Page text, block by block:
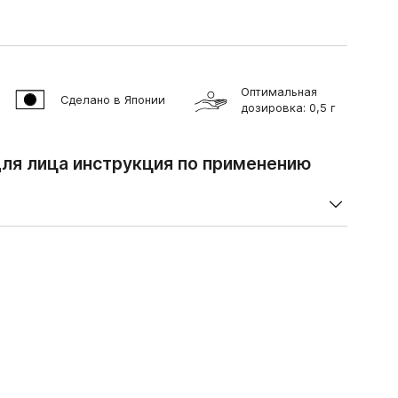
Сделано в Японии
Оптимальная
дозировка: 0,5 г
лица инструкция по применению